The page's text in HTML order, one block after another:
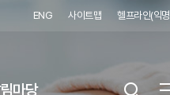
ENG 사이트맵 헬프라인(익
마당